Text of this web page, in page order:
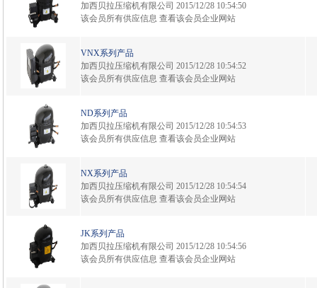
加西贝拉压缩机有限公司 2015/12/28 10:54:50
该会员所有供应信息 查看该会员企业网站
VNX系列产品
加西贝拉压缩机有限公司 2015/12/28 10:54:52
该会员所有供应信息 查看该会员企业网站
ND系列产品
加西贝拉压缩机有限公司 2015/12/28 10:54:53
该会员所有供应信息 查看该会员企业网站
NX系列产品
加西贝拉压缩机有限公司 2015/12/28 10:54:54
该会员所有供应信息 查看该会员企业网站
JK系列产品
加西贝拉压缩机有限公司 2015/12/28 10:54:56
该会员所有供应信息 查看该会员企业网站